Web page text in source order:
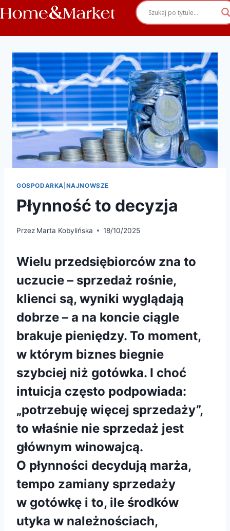
GOSPODARKA NAJNOWSZE
Płynność to decyzja
Przez Marta Kobylińska 18/10/2025
Wielu przedsiębiorców zna to
uczucie – sprzedaż rośnie,
klienci są, wyniki wyglądają
dobrze – a na koncie ciągle
brakuje pieniędzy. To moment,
w którym biznes biegnie
szybciej niż gotówka. I choć
intuicja często podpowiada:
„potrzebuję więcej sprzedaży”,
to właśnie nie sprzedaż jest
głównym winowajcą.
O płynności decydują marża,
tempo zamiany sprzedaży
w gotówkę i to, ile środków
utyka w należnościach,